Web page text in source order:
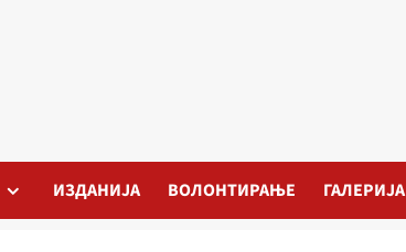
ИЗДАНИЈА ВОЛОНТИРАЊЕ ГАЛЕРИЈА